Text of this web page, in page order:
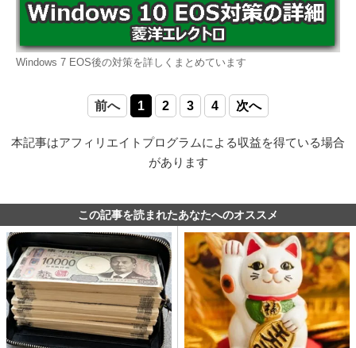
Windows 7 EOS後の対策を詳しくまとめています
前へ 1 2 3 4 次へ
本記事はアフィリエイトプログラムによる収益を得ている場合
があります
この記事を読まれたあなたへのオススメ